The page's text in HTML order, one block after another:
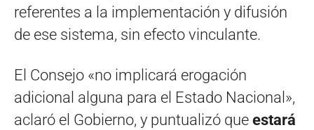
referentes a la implementación y difusión
de ese sistema, sin efecto vinculante.
El Consejo «no implicará erogación
adicional alguna para el Estado Nacional»,
aclaró el Gobierno, y puntualizó que estará